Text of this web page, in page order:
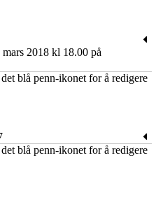
2018 kl 18.00 på
blå penn-ikonet for å redigere
blå penn-ikonet for å redigere